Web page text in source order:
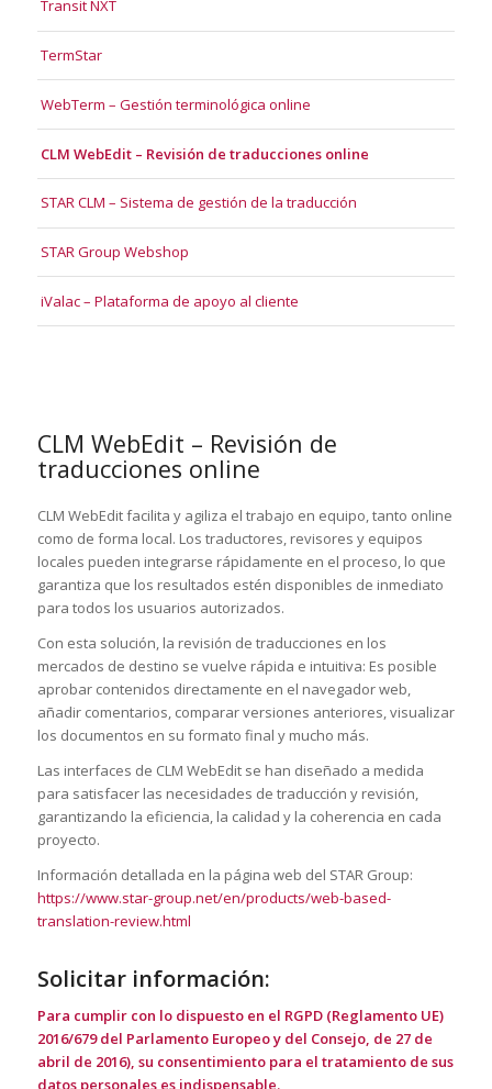
Transit NXT
TermStar
WebTerm – Gestión terminológica online
CLM WebEdit – Revisión de traducciones online
STAR CLM – Sistema de gestión de la traducción
STAR Group Webshop
iValac – Plataforma de apoyo al cliente
CLM WebEdit – Revisión de
traducciones online
CLM WebEdit facilita y agiliza el trabajo en equipo, tanto online
como de forma local. Los traductores, revisores y equipos
locales pueden integrarse rápidamente en el proceso, lo que
garantiza que los resultados estén disponibles de inmediato
para todos los usuarios autorizados.
Con esta solución, la revisión de traducciones en los
mercados de destino se vuelve rápida e intuitiva: Es posible
aprobar contenidos directamente en el navegador web,
añadir comentarios, comparar versiones anteriores, visualizar
los documentos en su formato final y mucho más.
Las interfaces de CLM WebEdit se han diseñado a medida
para satisfacer las necesidades de traducción y revisión,
garantizando la eficiencia, la calidad y la coherencia en cada
proyecto.
Información detallada en la página web del STAR Group:
https://www.star-group.net/en/products/web-based-
translation-review.html
Solicitar información:
Para cumplir con lo dispuesto en el RGPD (Reglamento UE)
2016/679 del Parlamento Europeo y del Consejo, de 27 de
abril de 2016), su consentimiento para el tratamiento de sus
datos personales es indispensable.